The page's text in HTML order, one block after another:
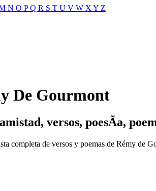
N O PQ R S T U V W X Y Z
De Gourmont
versos, poesÃ­a,
completa de versos y poemas de Rémy de